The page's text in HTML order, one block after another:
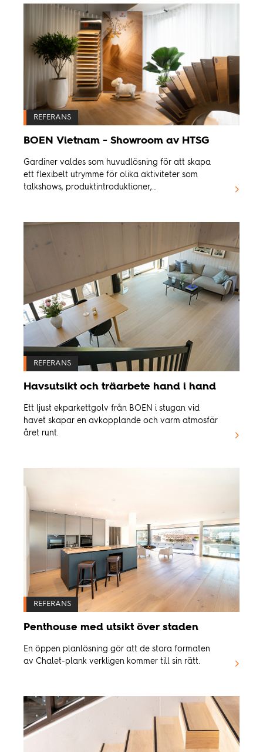
REFERANS
BOEN Vietnam - Showroom av HTSG
Gardiner valdes som huvudlösning för att skapa
ett flexibelt utrymme för olika aktiviteter som
talkshows, produktintroduktioner,
REFERANS
Havsutsikt och träarbete hand i hand
Ett ljust ekparkettgolv från BOEN i stugan vid
havet skapar en avkopplande och varm atmosfär
året runt.
REFERANS
Penthouse med utsikt över staden
En öppen planlösning gör att de stora formaten
av Chalet-plank verkligen kommer till sin rätt.